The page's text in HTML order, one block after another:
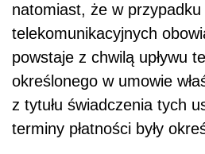
natomiast, że w przypadku
telekomunikacyjnych
powstaje z chwilą upływu
określonego w umowie
z tytułu świadczenia tych
terminy płatności były